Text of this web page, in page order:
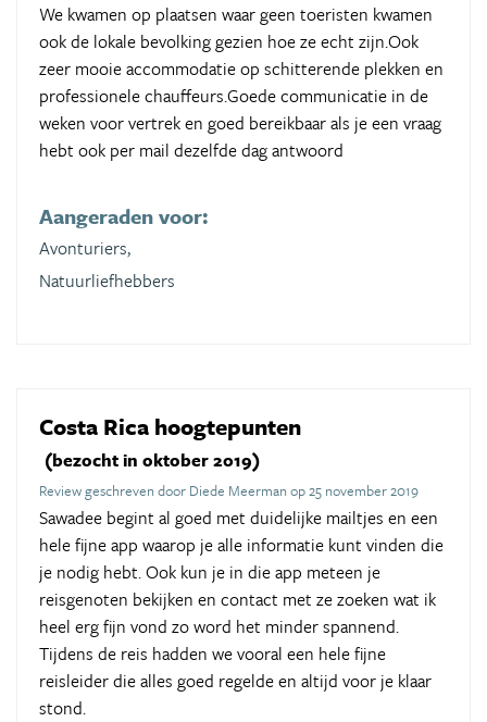
We kwamen op plaatsen waar geen toeristen kwamen
ook de lokale bevolking gezien hoe ze echt zijn.Ook
zeer mooie accommodatie op schitterende plekken en
professionele chauffeurs.Goede communicatie in de
weken voor vertrek en goed bereikbaar als je een vraag
hebt ook per mail dezelfde dag antwoord
Aangeraden voor:
Avonturiers,
Natuurliefhebbers
Costa Rica hoogtepunten
(bezocht in oktober 2019)
Review geschreven door Diede Meerman op 25 november 2019
Sawadee begint al goed met duidelijke mailtjes en een
hele fijne app waarop je alle informatie kunt vinden die
je nodig hebt. Ook kun je in die app meteen je
reisgenoten bekijken en contact met ze zoeken wat ik
heel erg fijn vond zo word het minder spannend.
Tijdens de reis hadden we vooral een hele fijne
reisleider die alles goed regelde en altijd voor je klaar
stond.